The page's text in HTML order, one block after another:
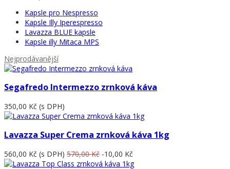
Kapsle pro Nespresso
Kapsle Illy Iperespresso
Lavazza BLUE kapsle
Kapsle illy Mitaca MPS
Nejprodávanější
Segafredo Intermezzo zrnková káva
350,00 Kč (s DPH)
Lavazza Super Crema zrnková káva 1kg
560,00 Kč (s DPH) 570,00 Kč -10,00 Kč